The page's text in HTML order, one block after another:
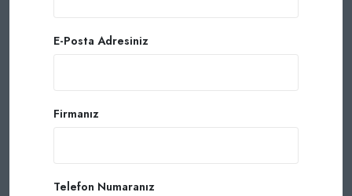
E-Posta Adresiniz
Firmanız
Telefon Numaranız